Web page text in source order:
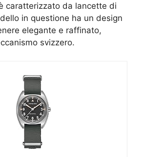
caratterizzato da lancette di
in questione ha un design
elegante e raffinato,
svizzero.